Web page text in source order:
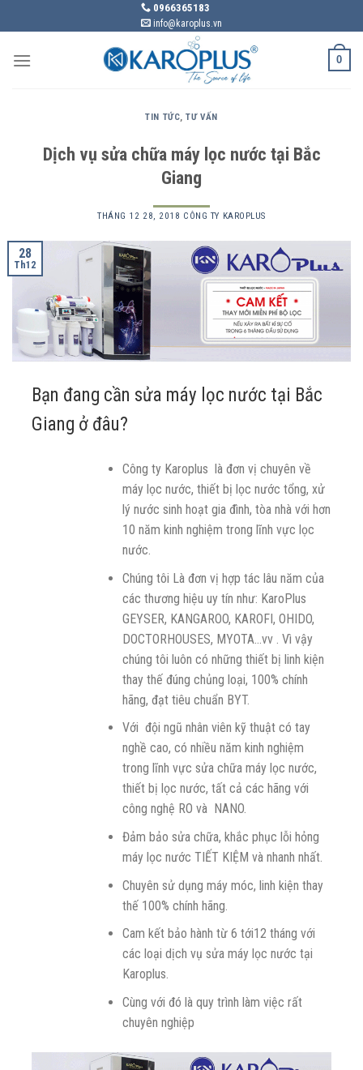
to
0966365183
info@karoplus.vn
0
TIN TỨC,TƯ VẤN
Dịch vụ sửa chữa máy lọc nước tại Bắc
Giang
THÁNG 12 28, 2018 CÔNG TY KAROPLUS
28
Th12
Bạn đang cần sửa máy lọc nước tại Bắc
Giang ở đâu?
Công ty Karoplus là đơn vị chuyên về
máy lọc nước, thiết bị lọc nước tổng, xử
lý nước sinh hoạt gia đình, tòa nhà với hơn
10 năm kinh nghiệm trong lĩnh vực lọc
nước.
Chúng tôi Là đơn vị hợp tác lâu năm của
các thương hiệu uy tín như: KaroPlus
GEYSER, KANGAROO, KAROFI, OHIDO,
DOCTORHOUSES, MYOTA…vv . Vì vậy
chúng tôi luôn có những thiết bị linh kiện
thay thế đúng chủng loại, 100% chính
hãng, đạt tiêu chuẩn BYT.
Với đội ngũ nhân viên kỹ thuật có tay
nghề cao, có nhiều năm kinh nghiệm
trong lĩnh vực sửa chữa máy lọc nước,
thiết bị lọc nước, tất cả các hãng với
công nghệ RO và NANO.
Đảm bảo sửa chữa, khắc phục lỗi hỏng
máy lọc nước TIẾT KIỆM và nhanh nhất.
Chuyên sử dụng máy móc, linh kiện thay
thế 100% chính hãng.
Cam kết bảo hành từ 6 tới12 tháng với
các loại dịch vụ sửa máy lọc nước tại
Karoplus.
Cùng với đó là quy trình làm việc rất
chuyên nghiệp